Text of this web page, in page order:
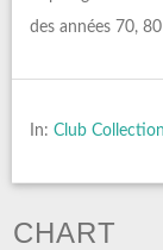
des années 70, 80
In: Club Collection
CHART